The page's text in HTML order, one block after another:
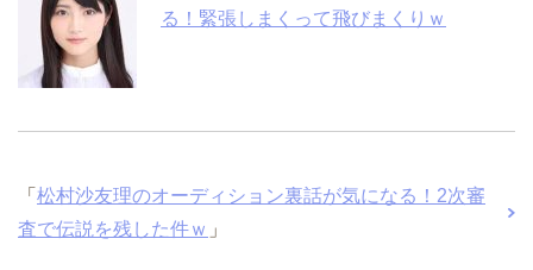
る！緊張しまくって飛びまくりｗ
「 松村沙友理のオーディション裏話が気になる！2次審
査で伝説を残した件ｗ 」